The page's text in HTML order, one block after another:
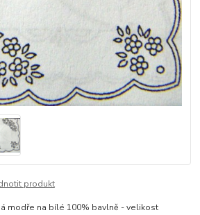
produkt
modře na bílé 100% bavlně - velikost